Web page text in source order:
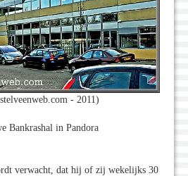
- 2011)
Bankrashal in Pandora
verwacht, dat hij of zij wekelijks 30